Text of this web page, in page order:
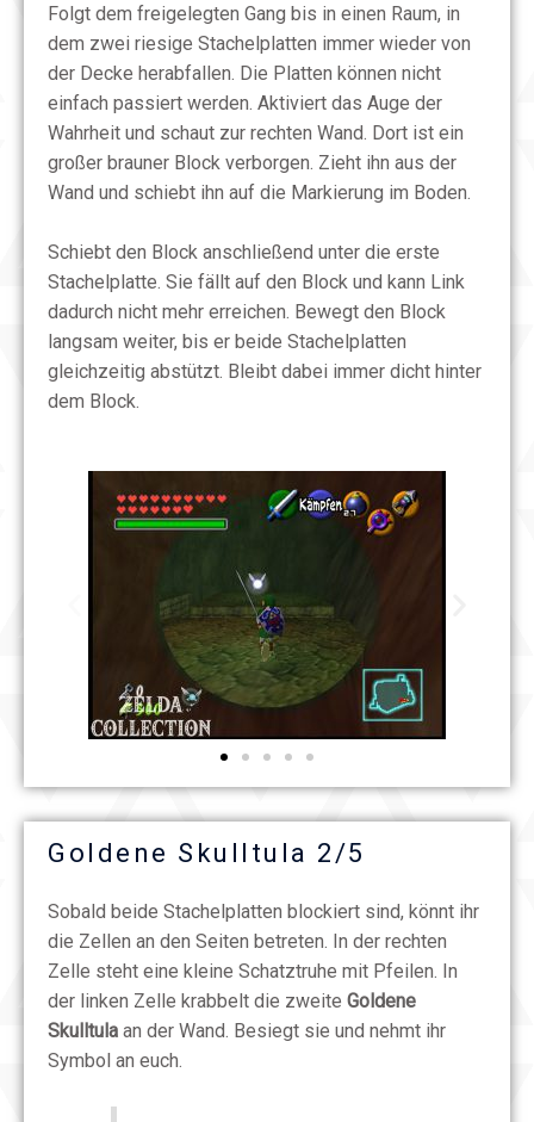
Folgt dem freigelegten Gang bis in einen Raum, in
dem zwei riesige Stachelplatten immer wieder von
der Decke herabfallen. Die Platten können nicht
einfach passiert werden. Aktiviert das Auge der
Wahrheit und schaut zur rechten Wand. Dort ist ein
großer brauner Block verborgen. Zieht ihn aus der
Wand und schiebt ihn auf die Markierung im Boden.
Schiebt den Block anschließend unter die erste
Stachelplatte. Sie fällt auf den Block und kann Link
dadurch nicht mehr erreichen. Bewegt den Block
langsam weiter, bis er beide Stachelplatten
gleichzeitig abstützt. Bleibt dabei immer dicht hinter
dem Block.
Goldene Skulltula 2/5
Sobald beide Stachelplatten blockiert sind, könnt ihr
die Zellen an den Seiten betreten. In der rechten
Zelle steht eine kleine Schatztruhe mit Pfeilen. In
der linken Zelle krabbelt die zweite Goldene
Skulltula an der Wand. Besiegt sie und nehmt ihr
Symbol an euch.